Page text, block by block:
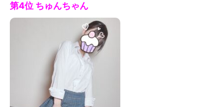
第4位 ちゅんちゃん